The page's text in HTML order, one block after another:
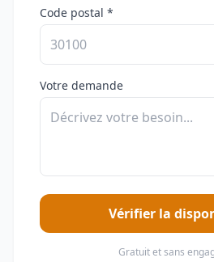
Code postal *
Votre demande
Vérifier la
Gratuit et sans